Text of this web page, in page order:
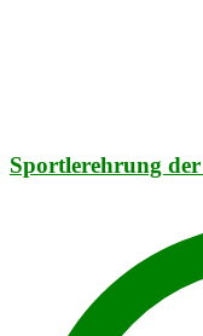
Sportlerehrung